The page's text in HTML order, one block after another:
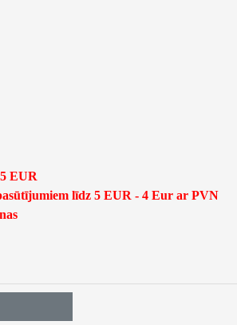
EUR
līdz 5 EUR - 4 Eur ar PVN